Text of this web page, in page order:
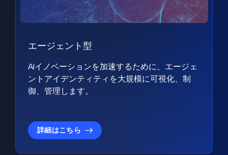
エージェント型
AIイノベーションを加速するために、エージェ
ントアイデンティティを大規模に可視化、制
御、管理します。
詳細はこちら